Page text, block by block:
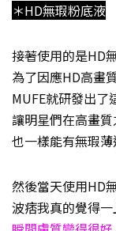
＊HD無瑕粉底液
接著使用的是HD
為了因應HD高畫
MUFE就研發出了
讓明星們在高畫質
也一樣能有無瑕
然後當天使用HD
波痞我真的覺得